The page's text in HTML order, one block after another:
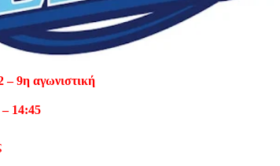
– 9η αγωνιστική
14:45